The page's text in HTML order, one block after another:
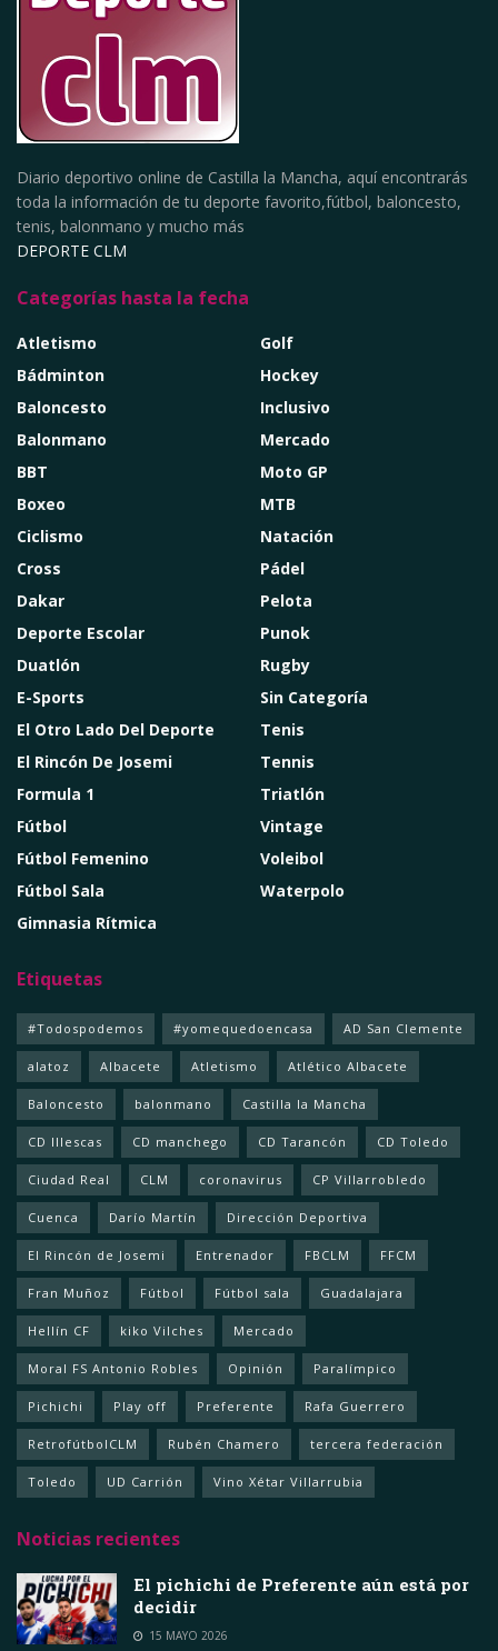
Diario deportivo online de Castilla la Mancha, aquí encontrarás
toda la información de tu deporte favorito,fútbol, baloncesto,
tenis, balonmano y mucho más
DEPORTE CLM
Categorías hasta la fecha
Atletismo
Bádminton
Baloncesto
Balonmano
BBT
Boxeo
Ciclismo
Cross
Dakar
Deporte Escolar
Duatlón
E-Sports
El Otro Lado Del Deporte
El Rincón De Josemi
Formula 1
Fútbol
Fútbol Femenino
Fútbol Sala
Gimnasia Rítmica
Golf
Hockey
Inclusivo
Mercado
Moto GP
MTB
Natación
Pádel
Pelota
Punok
Rugby
Sin Categoría
Tenis
Tennis
Triatlón
Vintage
Voleibol
Waterpolo
Etiquetas
#Todospodemos #yomequedoencasa AD San Clemente
alatoz Albacete Atletismo Atlético Albacete
Baloncesto balonmano Castilla la Mancha
CD Illescas CD manchego CD Tarancón CD Toledo
Ciudad Real CLM coronavirus CP Villarrobledo
Cuenca Darío Martín Dirección Deportiva
El Rincón de Josemi Entrenador FBCLM FFCM
Fran Muñoz Fútbol Fútbol sala Guadalajara
Hellín CF kiko Vilches Mercado
Moral FS Antonio Robles Opinión Paralímpico
Pichichi Play off Preferente Rafa Guerrero
RetrofútbolCLM Rubén Chamero tercera federación
Toledo UD Carrión Vino Xétar Villarrubia
Noticias recientes
El pichichi de Preferente aún está por
decidir
15 MAYO 2026